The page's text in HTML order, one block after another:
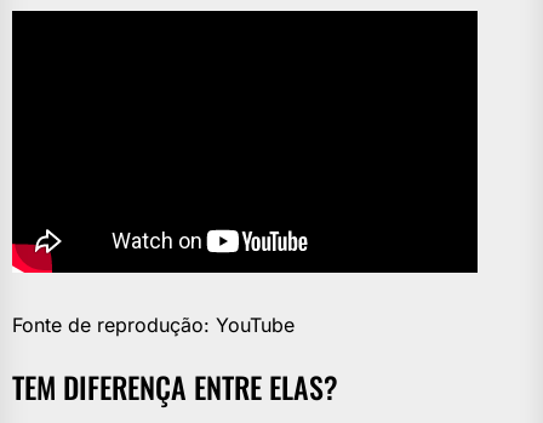
Fonte de reprodução: YouTube
TEM DIFERENÇA ENTRE ELAS?